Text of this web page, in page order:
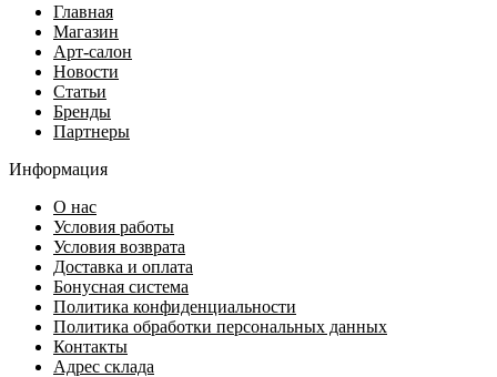
Главная
Магазин
Арт-салон
Новости
Статьи
Бренды
Партнеры
Информация
О нас
Условия работы
Условия возврата
Доставка и оплата
Бонусная система
Политика конфиденциальности
Политика обработки персональных данных
Контакты
Адрес склада